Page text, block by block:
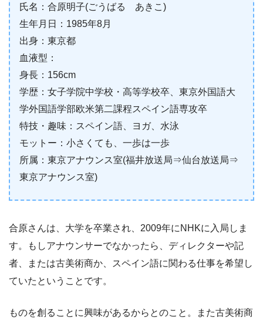
氏名：合原明子(ごうばる あきこ)
生年月日：1985年8月
出身：東京都
血液型：
身長：156cm
学歴：女子学院中学校・高等学校卒、東京外国語大
学外国語学部欧米第二課程スペイン語専攻卒
特技・趣味：スペイン語、ヨガ、水泳
モットー：小さくても、一歩は一歩
所属：東京アナウンス室(福井放送局⇒仙台放送局⇒
東京アナウンス室)
合原さんは、大学を卒業され、2009年にNHKに入局しま
す。もしアナウンサーでなかったら、ディレクターや記
者、または古美術商か、スペイン語に関わる仕事を希望し
ていたということです。
ものを創ることに興味があるからとのこと。また古美術商